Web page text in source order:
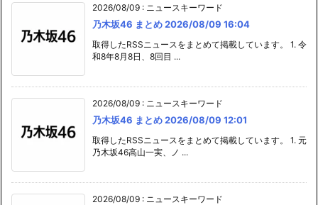
2026/08/09 : ニュースキーワード
乃木坂46 まとめ 2026/08/09 16:04
取得したRSSニュースをまとめて掲載しています。 1. 令
和8年8月8日、8回目 ...
2026/08/09 : ニュースキーワード
乃木坂46 まとめ 2026/08/09 12:01
取得したRSSニュースをまとめて掲載しています。 1. 元
乃木坂46高山一実、ノ ...
2026/08/09 : ニュースキーワード